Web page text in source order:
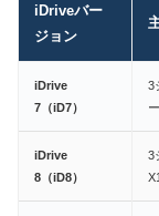
iDriveバー
ジョン
iDrive
7（iD7）
3
iDrive
8（iD8）
3